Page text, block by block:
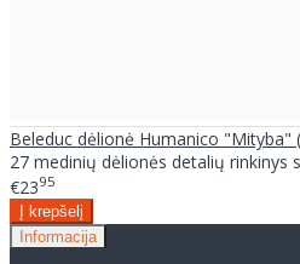
Beleduc dėlionė Humanico "Mityba"
27 medinių dėlionės detalių rinkinys
€2395
Informacija